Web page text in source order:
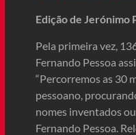
Edição de
Pela primeira vez,
Fernando Pessoa
“Percorremos as 30
pessoano,
nomes inventados
Fernando Pessoa.